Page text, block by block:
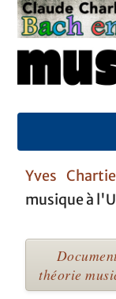
Yves
musique à
théorie